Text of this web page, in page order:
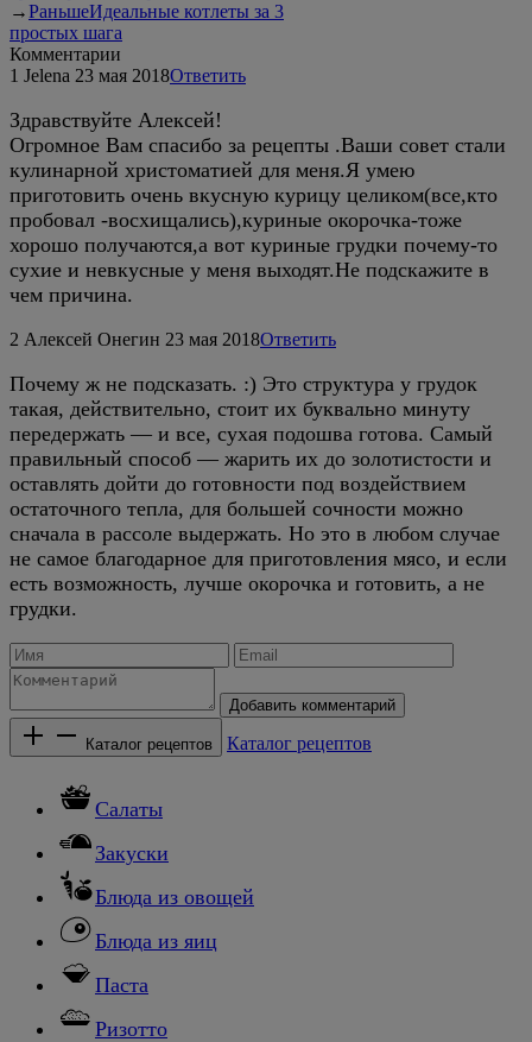
→РаньшеИдеальные котлеты за 3
простых шага
Комментарии
1 Jelena 23 мая 2018Ответить
Здравствуйте Алексей!
Огромное Вам спасибо за рецепты .Ваши совет стали
кулинарной христоматией для меня.Я умею
приготовить очень вкусную курицу целиком(все,кто
пробовал -восхищались),куриные окорочка-тоже
хорошо получаются,а вот куриные грудки почему-то
сухие и невкусные у меня выходят.Не подскажите в
чем причина.
2 Алексей Онегин 23 мая 2018Ответить
Почему ж не подсказать. :) Это структура у грудок
такая, действительно, стоит их буквально минуту
передержать — и все, сухая подошва готова. Самый
правильный способ — жарить их до золотистости и
оставлять дойти до готовности под воздействием
остаточного тепла, для большей сочности можно
сначала в рассоле выдержать. Но это в любом случае
не самое благодарное для приготовления мясо, и если
есть возможность, лучше окорочка и готовить, а не
грудки.
Добавить комментарий
Каталог рецептов Каталог рецептов
Салаты
Закуски
Блюда из овощей
Блюда из яиц
Паста
Ризотто